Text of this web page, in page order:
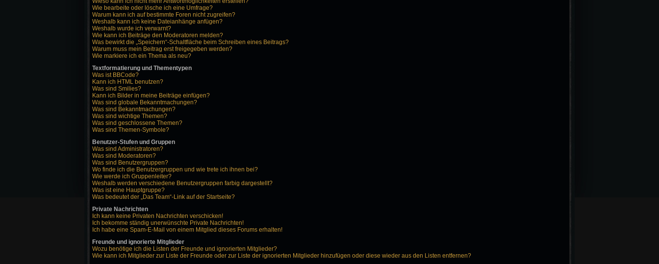
Wie bearbeite oder lösche ich eine Umfrage?
Warum kann ich auf bestimmte Foren nicht zugreifen?
Weshalb kann ich keine Dateianhänge anfügen?
Weshalb wurde ich verwarnt?
Wie kann ich Beiträge den Moderatoren melden?
Was bewirkt die „Speichern“-Schaltfläche beim Schreiben eines Beitrags?
Warum muss mein Beitrag erst freigegeben werden?
Wie markiere ich ein Thema als neu?
Textformatierung und Thementypen
Was ist BBCode?
Kann ich HTML benutzen?
Was sind Smilies?
Kann ich Bilder in meine Beiträge einfügen?
Was sind globale Bekanntmachungen?
Was sind Bekanntmachungen?
Was sind wichtige Themen?
Was sind geschlossene Themen?
Was sind Themen-Symbole?
Benutzer-Stufen und Gruppen
Was sind Administratoren?
Was sind Moderatoren?
Was sind Benutzergruppen?
Wo finde ich die Benutzergruppen und wie trete ich ihnen bei?
Wie werde ich Gruppenleiter?
Weshalb werden verschiedene Benutzergruppen farbig dargestellt?
Was ist eine Hauptgruppe?
Was bedeutet der „Das Team“-Link auf der Startseite?
Private Nachrichten
Ich kann keine Privaten Nachrichten verschicken!
Ich bekomme ständig unerwünschte Private Nachrichten!
Ich habe eine Spam-E-Mail von einem Mitglied dieses Forums erhalten!
Freunde und ignorierte Mitglieder
Wozu benötige ich die Listen der Freunde und ignorierten Mitglieder?
Wie kann ich Mitglieder zur Liste der Freunde oder zur Liste der ignorierten Mitglieder hinzufügen oder diese wieder aus den Listen entfernen?